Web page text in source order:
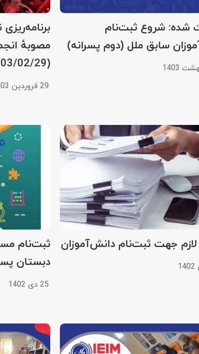
شده: شروع ثبت‌نام
سابق ملل (دوم پسرانه)
مصوبهٔ
(1403/02/29)
29 فروردین 1403
جهت ثبت‌نام دانش‌آموزان
ثبت‌نام
دبستان
25 دی 1402